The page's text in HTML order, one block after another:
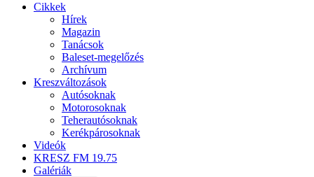
Cikkek
Hírek
Magazin
Tanácsok
Baleset-megelőzés
Archívum
Kreszváltozások
Autósoknak
Motorosoknak
Teherautósoknak
Kerékpárosoknak
Videók
KRESZ FM 19.75
Galériák